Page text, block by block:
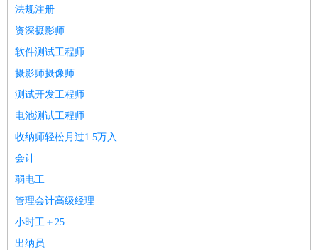
法规注册
资深摄影师
软件测试工程师
摄影师摄像师
测试开发工程师
电池测试工程师
收纳师轻松月过1.5万入
会计
弱电工
管理会计高级经理
小时工＋25
出纳员